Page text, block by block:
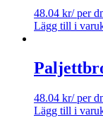
48.04 kr/ per
Lägg till i
48.04 kr/ per
Lägg till i